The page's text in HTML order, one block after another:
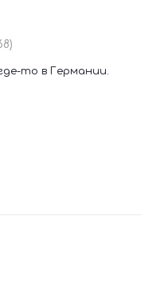
то в Германии.